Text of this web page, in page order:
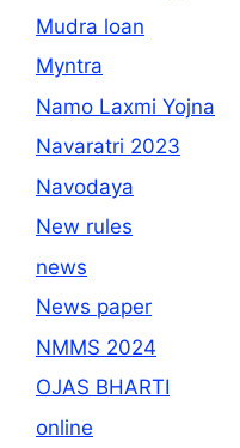
Mudra loan
Myntra
Namo Laxmi Yojna
Navaratri 2023
Navodaya
New rules
news
News paper
NMMS 2024
OJAS BHARTI
online